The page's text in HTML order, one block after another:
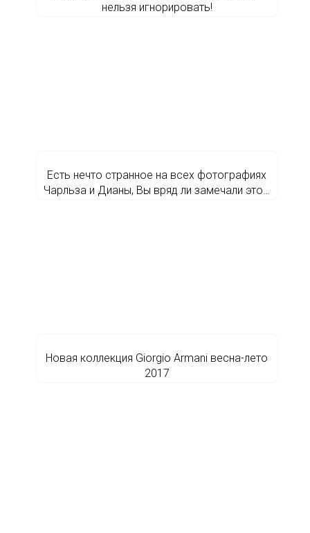
нельзя игнорировать!
Есть нечто странное на всех фотографиях
Чарльза и Дианы, Вы вряд ли замечали это…
Новая коллекция Giorgio Armani весна-лето
2017